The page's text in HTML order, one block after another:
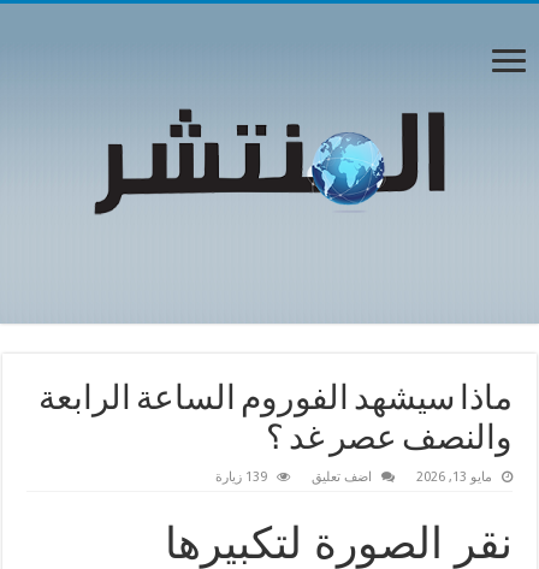
ماذا سيشهد الفوروم الساعة الرابعة
والنصف عصر غد ؟
مايو 13, 2026 اضف تعليق 139 زيارة
نقر الصورة لتكبيرها